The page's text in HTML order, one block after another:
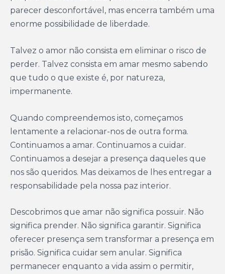
parecer desconfortável, mas encerra também uma
enorme possibilidade de liberdade.
Talvez o amor não consista em eliminar o risco de
perder. Talvez consista em amar mesmo sabendo
que tudo o que existe é, por natureza,
impermanente.
Quando compreendemos isto, começamos
lentamente a relacionar-nos de outra forma.
Continuamos a amar. Continuamos a cuidar.
Continuamos a desejar a presença daqueles que
nos são queridos. Mas deixamos de lhes entregar a
responsabilidade pela nossa paz interior.
Descobrimos que amar não significa possuir. Não
significa prender. Não significa garantir. Significa
oferecer presença sem transformar a presença em
prisão. Significa cuidar sem anular. Significa
permanecer enquanto a vida assim o permitir,